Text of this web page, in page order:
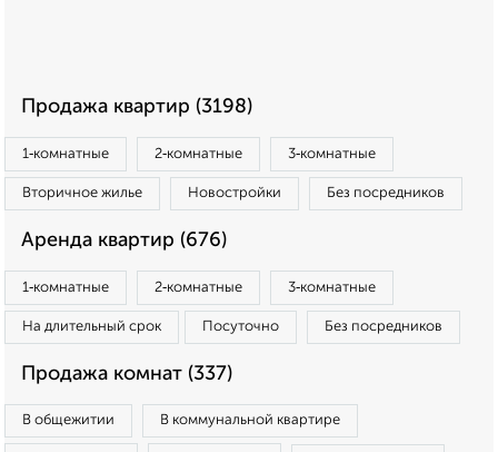
Продажа квартир (3198)
1‑комнатные 2‑комнатные 3‑комнатные
Вторичное жилье Новостройки Без посредников
Аренда квартир (676)
1‑комнатные 2‑комнатные 3‑комнатные
На длительный срок Посуточно Без посредников
Продажа комнат (337)
В общежитии В коммунальной квартире